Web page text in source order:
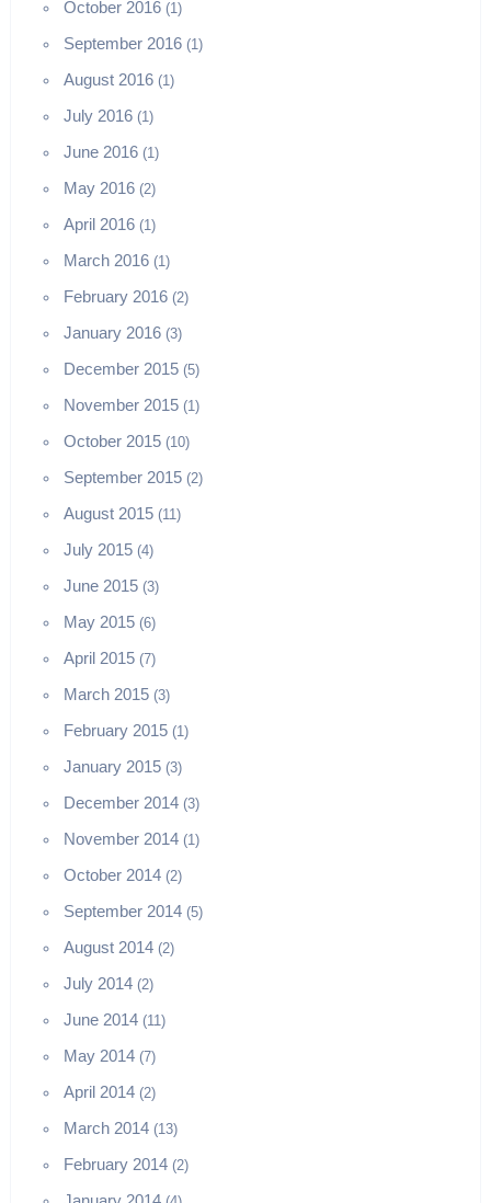
October 2016(1)
September 2016(1)
August 2016(1)
July 2016(1)
June 2016(1)
May 2016(2)
April 2016(1)
March 2016(1)
February 2016(2)
January 2016(3)
December 2015(5)
November 2015(1)
October 2015(10)
September 2015(2)
August 2015(11)
July 2015(4)
June 2015(3)
May 2015(6)
April 2015(7)
March 2015(3)
February 2015(1)
January 2015(3)
December 2014(3)
November 2014(1)
October 2014(2)
September 2014(5)
August 2014(2)
July 2014(2)
June 2014(11)
May 2014(7)
April 2014(2)
March 2014(13)
February 2014(2)